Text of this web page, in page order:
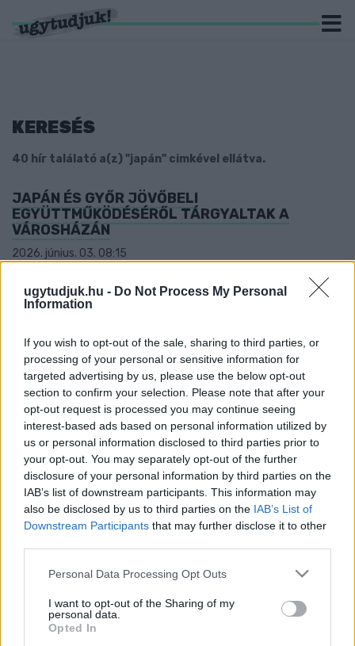
ugytudjuk.hu - Do Not Process My Personal
Information
If you wish to opt-out of the sale, sharing to third parties, or
processing of your personal or sensitive information for
targeted advertising by us, please use the below opt-out
section to confirm your selection. Please note that after your
opt-out request is processed you may continue seeing
interest-based ads based on personal information utilized by
us or personal information disclosed to third parties prior to
your opt-out. You may separately opt-out of the further
disclosure of your personal information by third parties on the
IAB’s list of downstream participants. This information may
also be disclosed by us to third parties on the IAB’s List of
Downstream Participants that may further disclose it to other
Please note that this website/app uses one or more Google
not limited to your visit or usage behaviour. You may click to
grant or deny consent to Google and its third-party tags to
use your data for below specified purposes in below Google
Personal Data Processing Opt Outs
I want to opt-out of the Sharing of my
personal data.
Opted In
KERESÉS
40 hír találató a(z) "japán" cimkével ellátva.
JAPÁN ÉS GYŐR JÖVŐBELI
EGYÜTTMŰKÖDÉSÉRŐL TÁRGYALTAK A
VÁROSHÁZÁN
2026. június. 03. 08:15
városvezetés Japán magyarországi nagykövetével.
HÍD A KULTÚRÁK KÖZÖTT - JAPÁNKERTET
2026. Április. 17. 18:56
Nyugalom, madárcsicsergés, távol-keleti kultúra.
ELVITTÉK A ZONGORÁT EGY JAPÁN
PÁLYAUDVARRÓL, MERT ZAVARTA A
KÖZÖNSÉGET
2023. május. 02. 11:01
A panaszok szerint túl hosszan és túl hangosan játszottak a
kakogavai pályaudvaron a közönség számára kitett zongorán az
amatőr zenészek, ezért a helyi hatóságok a hétvégén inkább
eltávolították a hangszert, hogy ne zavarja az utazókat.
BELEHALT SEBEIBE ABE SINZÓ VOLT JAPÁN
A politikusra egy pénteki kampányrendezvényen többször
LELŐTTÉK JAPÁN EGYKORI
MINISZTERELNÖKÉT, MIKÖZBEN BESZÉDET